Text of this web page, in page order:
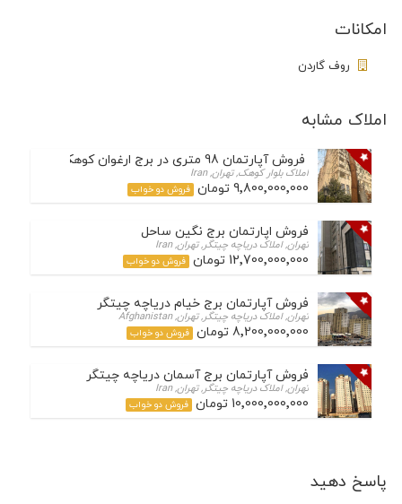
امکانات
روف گاردن
املاک مشابه
فروش آپارتمان 98 متری در برج ارغوان کوهک
املاک بلوار کوهک, تهران, Iran
9٬800٬000٬000 تومان فروش دو خواب
فروش اپارتمان برج نگین ساحل
تهران, املاک دریاچه چیتگر, تهران, Iran
12٬700٬000٬000 تومان فروش دو خواب
فروش آپارتمان برج خیام دریاچه چیتگر
تهران, املاک دریاچه چیتگر, تهران, Afghanistan
8٬200٬000٬000 تومان فروش دو خواب
فروش آپارتمان برج آسمان دریاچه چیتگر
تهران, املاک دریاچه چیتگر, تهران, Iran
10٬000٬000٬000 تومان فروش دو خواب
پاسخ دهید